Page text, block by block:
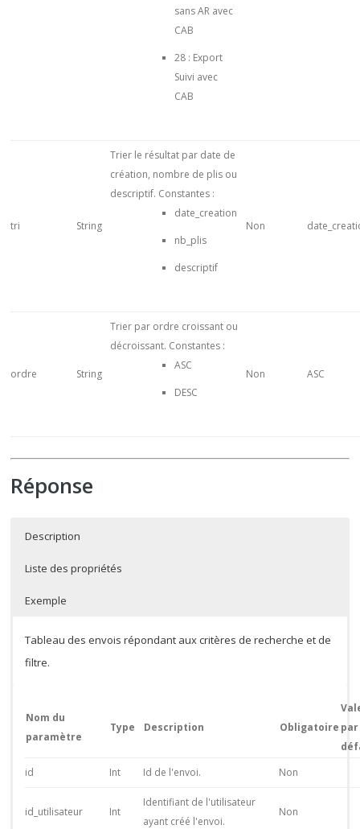
sans AR avec
CAB
28 : Export
Suivi avec
CAB
tri String
Trier le résultat par date de
création, nombre de plis ou
descriptif. Constantes :
date_creation
nb_plis
descriptif
Non
ordre String
Trier par ordre croissant ou
décroissant. Constantes :
ASC
DESC
Non ASC
Réponse
Description
Liste des propriétés
Exemple
Tableau des envois répondant aux critères de recherche et de
filtre.
Nom du
paramètre
Type Description Obligatoire par
id
Int Id de l'envoi. Non
id_utilisateur Int
Identifiant de l'utilisateur
ayant créé l'envoi.
Non